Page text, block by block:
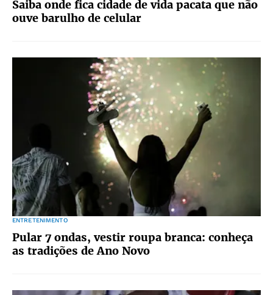
Saiba onde fica cidade de vida pacata que não
ouve barulho de celular
ENTRETENIMENTO
Pular 7 ondas, vestir roupa branca: conheça
as tradições de Ano Novo